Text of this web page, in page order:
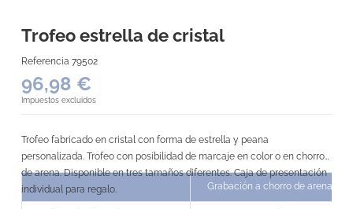
Trofeo estrella de cristal
Referencia 79502
96,98 €
Impuestos excluidos
Trofeo fabricado en cristal con forma de estrella y peana
personalizada. Trofeo con posibilidad de marcaje en color o en chorro
de arena. Disponible en tres tamaños diferentes. Caja de presentación
individual para regalo.
Grabación a chorro de arena